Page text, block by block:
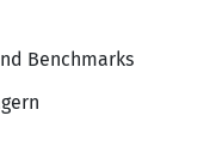
Benchmarks